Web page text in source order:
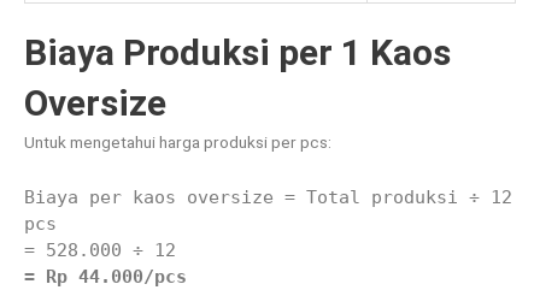
Biaya Produksi per 1 Kaos
Oversize
Untuk mengetahui harga produksi per pcs:
Biaya per kaos oversize = Total produksi ÷ 12
pcs
= 528.000 ÷ 12
= Rp 44.000/pcs